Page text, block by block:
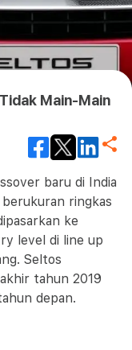
Main-Main
baru di India
ringkas
ke
level di line up
Seltos
tahun 2019
depan.